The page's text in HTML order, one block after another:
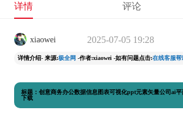
详情 评论
xiaowei 2025-07-05 19:28
详情介绍- 来源:极全网 -作者:xiaowei -如有问题点击:在线客服帮
标题：创意商务办公数据信息图表可视化ppt元素矢量公司ai
下载